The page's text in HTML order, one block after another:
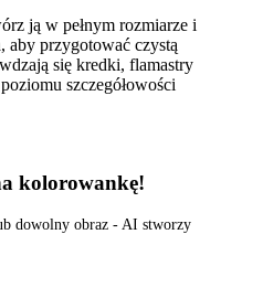
ją w pełnym rozmiarze i
aby przygotować czystą
się kredki, flamastry
szczegółowości
kolorowankę!
dowolny obraz - AI stworzy